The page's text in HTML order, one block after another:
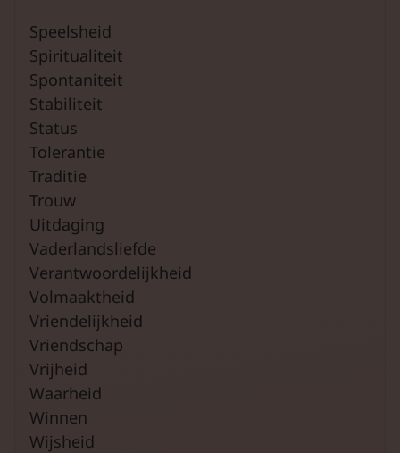
Speelsheid
Spiritualiteit
Spontaniteit
Stabiliteit
Status
Tolerantie
Traditie
Trouw
Uitdaging
Vaderlandsliefde
Verantwoordelijkheid
Volmaaktheid
Vriendelijkheid
Vriendschap
Vrijheid
Waarheid
Winnen
Wijsheid